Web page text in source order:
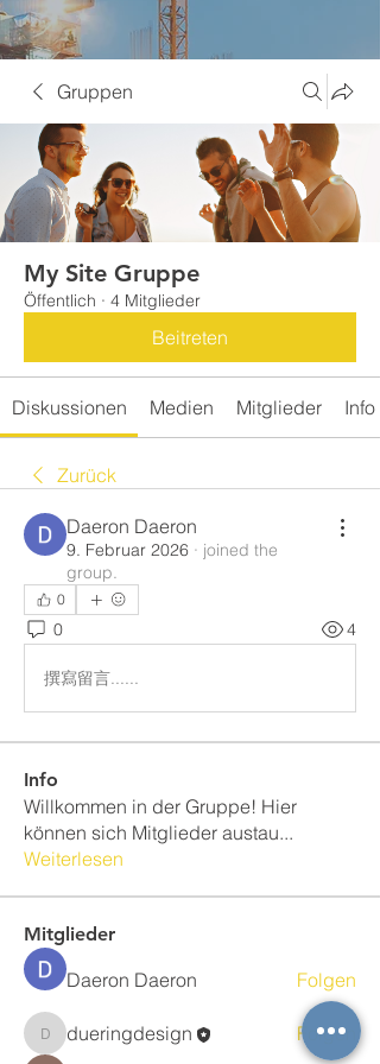
Gruppen
My Site Gruppe
Öffentlich · 4 Mitglieder
Beitreten
Diskussionen Medien Mitglieder Info
Zurück
Daeron Daeron
9. Februar 2026 · joined the
group.
0
0 4
撰寫留言......
Info
Willkommen in der Gruppe! Hier
können sich Mitglieder austau...
Weiterlesen
Mitglieder
Daeron Daeron Folgen
dueringdesign
dueringdesign Folgen